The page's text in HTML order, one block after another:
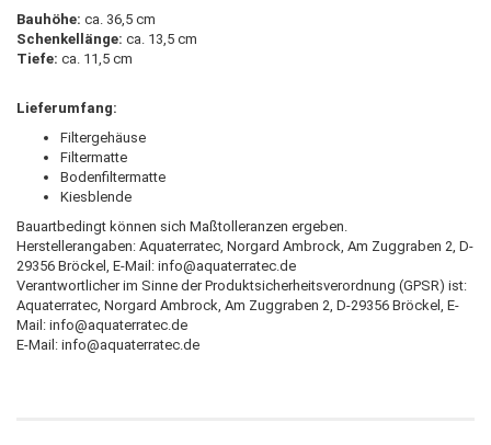
Bauhöhe: ca. 36,5 cm
Schenkellänge: ca. 13,5 cm
Tiefe: ca. 11,5 cm
Lieferumfang:
Filtergehäuse
Filtermatte
Bodenfiltermatte
Kiesblende
Bauartbedingt können sich Maßtolleranzen ergeben.
Herstellerangaben: Aquaterratec, Norgard Ambrock, Am Zuggraben 2, D-
29356 Bröckel, E-Mail: info@aquaterratec.de
Verantwortlicher im Sinne der Produktsicherheitsverordnung (GPSR) ist:
Aquaterratec, Norgard Ambrock, Am Zuggraben 2, D-29356 Bröckel, E-
Mail: info@aquaterratec.de
E-Mail: info@aquaterratec.de